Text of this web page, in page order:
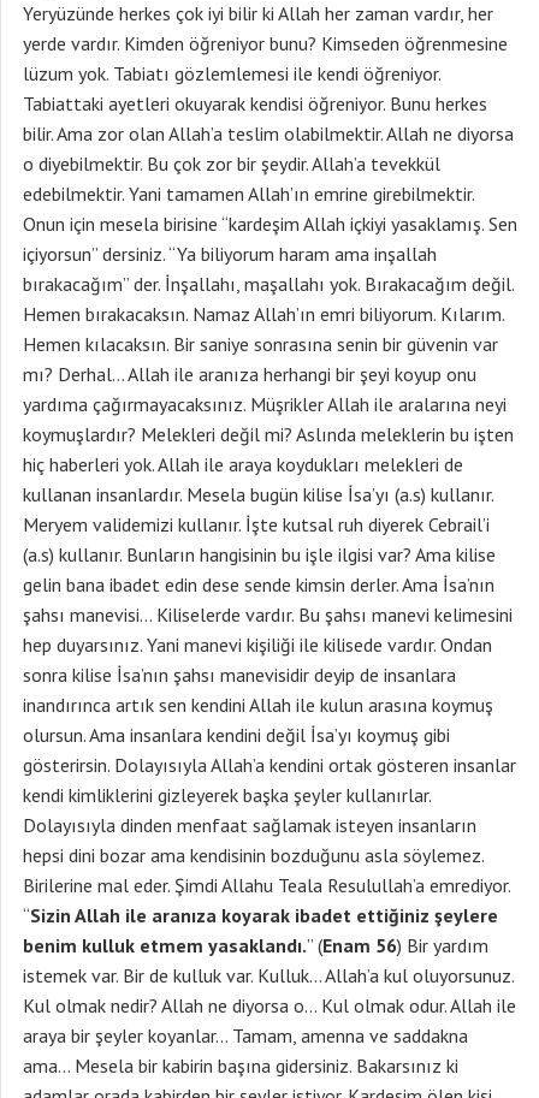
Yeryüzünde herkes çok iyi bilir ki Allah her zaman vardır, her
yerde vardır. Kimden öğreniyor bunu? Kimseden öğrenmesine
lüzum yok. Tabiatı gözlemlemesi ile kendi öğreniyor.
Tabiattaki ayetleri okuyarak kendisi öğreniyor. Bunu herkes
bilir. Ama zor olan Allah’a teslim olabilmektir. Allah ne diyorsa
o diyebilmektir. Bu çok zor bir şeydir. Allah’a tevekkül
edebilmektir. Yani tamamen Allah’ın emrine girebilmektir.
Onun için mesela birisine “kardeşim Allah içkiyi yasaklamış. Sen
içiyorsun” dersiniz. “Ya biliyorum haram ama inşallah
bırakacağım” der. İnşallahı, maşallahı yok. Bırakacağım değil.
Hemen bırakacaksın. Namaz Allah’ın emri biliyorum. Kılarım.
Hemen kılacaksın. Bir saniye sonrasına senin bir güvenin var
mı? Derhal… Allah ile aranıza herhangi bir şeyi koyup onu
yardıma çağırmayacaksınız. Müşrikler Allah ile aralarına neyi
koymuşlardır? Melekleri değil mi? Aslında meleklerin bu işten
hiç haberleri yok. Allah ile araya koydukları melekleri de
kullanan insanlardır. Mesela bugün kilise İsa’yı (a.s) kullanır.
Meryem validemizi kullanır. İşte kutsal ruh diyerek Cebrail’i
(a.s) kullanır. Bunların hangisinin bu işle ilgisi var? Ama kilise
gelin bana ibadet edin dese sende kimsin derler. Ama İsa’nın
şahsı manevisi… Kiliselerde vardır. Bu şahsı manevi kelimesini
hep duyarsınız. Yani manevi kişiliği ile kilisede vardır. Ondan
sonra kilise İsa’nın şahsı manevisidir deyip de insanlara
inandırınca artık sen kendini Allah ile kulun arasına koymuş
olursun. Ama insanlara kendini değil İsa’yı koymuş gibi
gösterirsin. Dolayısıyla Allah’a kendini ortak gösteren insanlar
kendi kimliklerini gizleyerek başka şeyler kullanırlar.
Dolayısıyla dinden menfaat sağlamak isteyen insanların
hepsi dini bozar ama kendisinin bozduğunu asla söylemez.
Birilerine mal eder. Şimdi Allahu Teala Resulullah’a emrediyor.
“Sizin Allah ile aranıza koyarak ibadet ettiğiniz şeylere
benim kulluk etmem yasaklandı.” (Enam 56) Bir yardım
istemek var. Bir de kulluk var. Kulluk… Allah’a kul oluyorsunuz.
Kul olmak nedir? Allah ne diyorsa o… Kul olmak odur. Allah ile
araya bir şeyler koyanlar… Tamam, amenna ve saddakna
ama… Mesela bir kabirin başına gidersiniz. Bakarsınız ki